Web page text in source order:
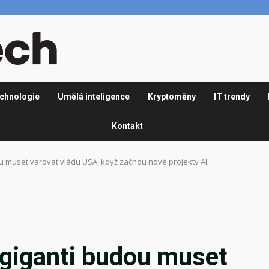
Umělá inteligence Kryptoměny IT trendy
Kontakt
muset varovat vládu USA, když začnou nové projekty AI
budou muset